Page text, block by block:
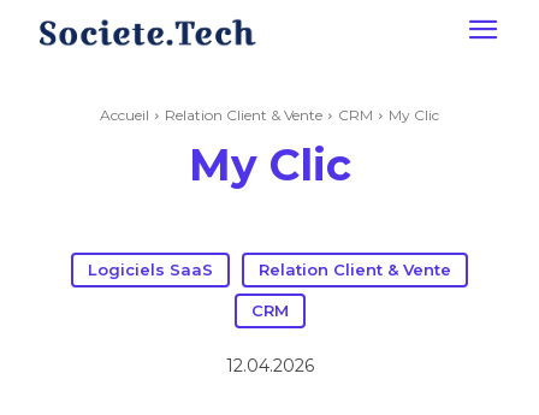
Accueil Relation Client & Vente CRM My Clic
My Clic
Logiciels SaaS Relation Client & Vente
CRM
12.04.2026